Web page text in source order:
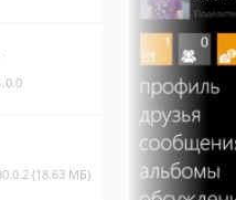
(18.63 МБ)